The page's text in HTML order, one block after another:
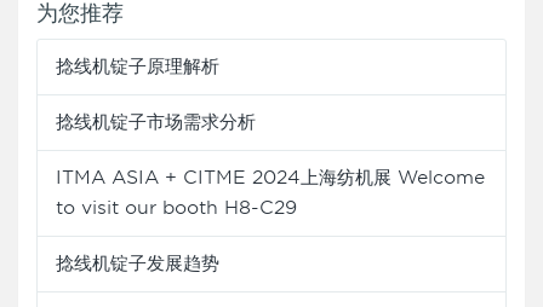
为您推荐
捻线机锭子原理解析
捻线机锭子市场需求分析
ITMA ASIA + CITME 2024上海纺机展 Welcome
to visit our booth H8-C29
捻线机锭子发展趋势